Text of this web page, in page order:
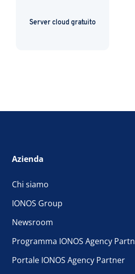
Server cloud gratuito
Azienda
Chi siamo
IONOS Group
Newsroom
Programma IONOS Agency
Portale IONOS Agency Partner